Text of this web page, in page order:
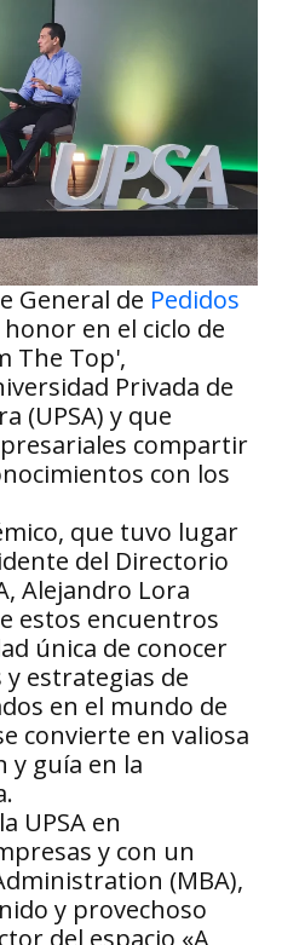
General de Pedidos
en el ciclo de
The Top',
Privada de
(UPSA) y que
compartir
con los
que tuvo lugar
del Directorio
Alejandro Lora
estos encuentros
única de conocer
y estrategias de
en el mundo de
convierte en valiosa
y guía en la
UPSA en
y con un
(MBA),
y provechoso
del espacio «A